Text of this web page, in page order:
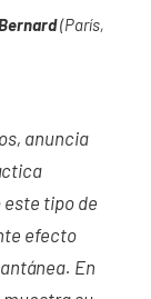
(París,
anuncia
este tipo de
efecto
En